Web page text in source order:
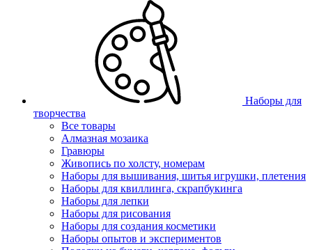
Наборы для
творчества
Все товары
Алмазная мозаика
Гравюры
Живопись по холсту, номерам
Наборы для вышивания, шитья игрушки, плетения
Наборы для квиллинга, скрапбукинга
Наборы для лепки
Наборы для рисования
Наборы для создания косметики
Наборы опытов и экспериментов